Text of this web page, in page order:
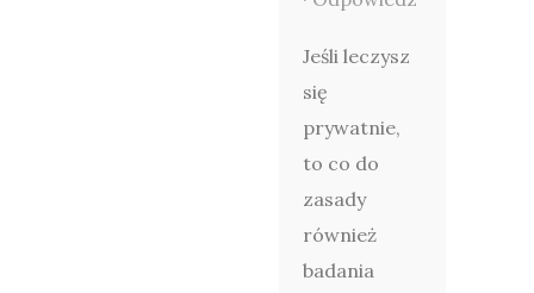
Jeśli leczysz
się
prywatnie,
to co do
zasady
również
badania